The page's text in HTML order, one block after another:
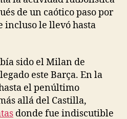
de un caótico paso por
incluso le llevó hasta
sido el Milan de
este Barça. En la
el penúltimo
allá del Castilla,
donde fue indiscutible